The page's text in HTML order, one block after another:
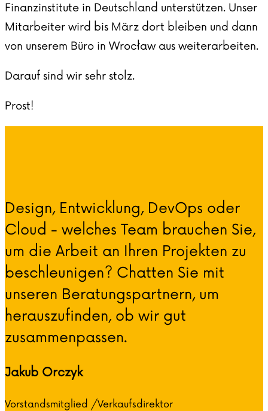
Finanzinstitute in Deutschland unterstützen. Unser
Mitarbeiter wird bis März dort bleiben und dann
von unserem Büro in Wrocław aus weiterarbeiten.
Darauf sind wir sehr stolz.
Prost!
Design, Entwicklung, DevOps oder
Cloud - welches Team brauchen Sie,
um die Arbeit an Ihren Projekten zu
beschleunigen? Chatten Sie mit
unseren Beratungspartnern, um
herauszufinden, ob wir gut
zusammenpassen.
Jakub Orczyk
Vorstandsmitglied /Verkaufsdirektor